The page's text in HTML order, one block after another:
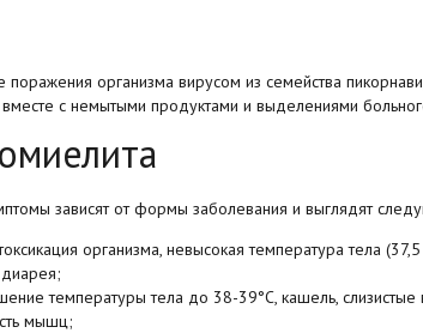
поражения организма вирусом из семейства
с немытыми продуктами и выделениями
зависят от формы заболевания и выглядят
организма, невысокая температура тела
температуры тела до 38-39°С, кашель, слизистые
мышц;